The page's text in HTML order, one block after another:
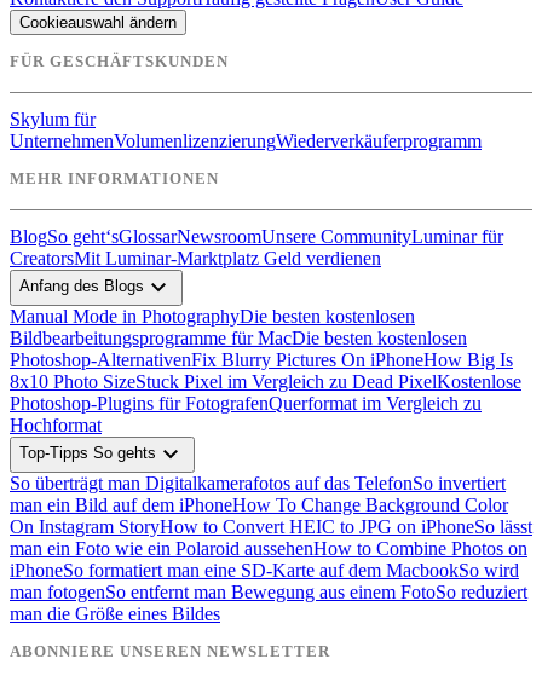
Cookieauswahl ändern
FÜR GESCHÄFTSKUNDEN
Skylum für
UnternehmenVolumenlizenzierungWiederverkäuferprogramm
MEHR INFORMATIONEN
BlogSo geht‘sGlossarNewsroomUnsere CommunityLuminar für
CreatorsMit Luminar-Marktplatz Geld verdienen
Anfang des Blogs expand_more
Manual Mode in PhotographyDie besten kostenlosen
Bildbearbeitungsprogramme für MacDie besten kostenlosen
Photoshop-AlternativenFix Blurry Pictures On iPhoneHow Big Is
8x10 Photo SizeStuck Pixel im Vergleich zu Dead PixelKostenlose
Photoshop-Plugins für FotografenQuerformat im Vergleich zu
Hochformat
Top-Tipps So gehts expand_more
So überträgt man Digitalkamerafotos auf das TelefonSo invertiert
man ein Bild auf dem iPhoneHow To Change Background Color
On Instagram StoryHow to Convert HEIC to JPG on iPhoneSo lässt
man ein Foto wie ein Polaroid aussehenHow to Combine Photos on
iPhoneSo formatiert man eine SD-Karte auf dem MacbookSo wird
man fotogenSo entfernt man Bewegung aus einem FotoSo reduziert
man die Größe eines Bildes
ABONNIERE UNSEREN NEWSLETTER